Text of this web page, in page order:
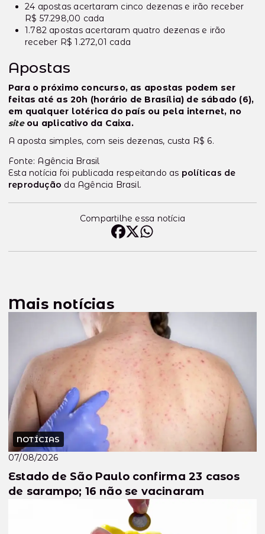
24 apostas acertaram cinco dezenas e irão receber
R$ 57.298,00 cada
1.782 apostas acertaram quatro dezenas e irão
receber R$ 1.272,01 cada
Apostas
Para o próximo concurso, as apostas podem ser
feitas até as 20h (horário de Brasília) de sábado (6),
em qualquer lotérica do país ou pela internet, no
siteou aplicativo da Caixa.
A aposta simples, com seis dezenas, custa R$ 6.
Fonte: Agência Brasil
Esta notícia foi publicada respeitando as políticas de
reprodução da Agência Brasil.
Compartilhe essa notícia
Mais notícias
NOTÍCIAS
07/08/2026
Estado de São Paulo confirma 23 casos
de sarampo; 16 não se vacinaram